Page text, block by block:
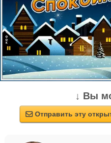
↓ Вы
 Отправить эту